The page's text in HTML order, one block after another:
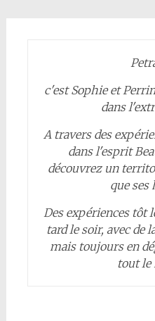
c'est Sophie et
dans
A travers des
dans l'esprit
découvrez un
que ses
Des expériences tôt
tard le soir, avec de
mais toujours en
tout le